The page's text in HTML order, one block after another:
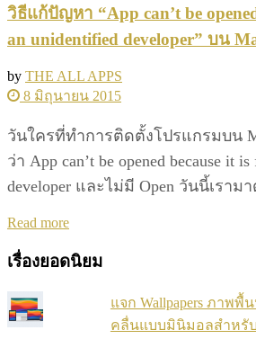
วิธีแก้ปัญหา “App can’t be
an unidentified developer” บน
by THE ALL APPS
8 มิถุนายน 2015
วันใครที่ทำการติดตั้งโปรแกรมบน
ว่า App can’t be opened because it
developer และไม่มี Open วันนี้เราม
Read moreDetails
เรื่องยอดนิยม
แจก Wallpapers ภาพพื้
คลื่นแบบมินิมอลสำหรับ